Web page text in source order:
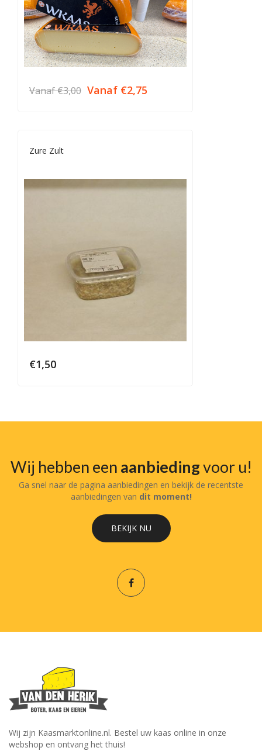
Vanaf€3,00 Vanaf €2,75
Zure Zult
€1,50
Wij hebben een aanbiedingvoor u!
Ga snel naar de pagina aanbiedingen en bekijk de recentste
aanbiedingen van dit moment!
BEKIJK NU
Wij zijn Kaasmarktonline.nl. Bestel uw kaas online in onze
webshop en ontvang het thuis!